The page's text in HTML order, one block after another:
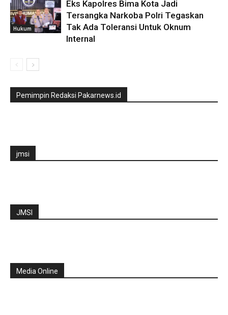
Hukum
Eks Kapolres Bima Kota Jadi
Tersangka Narkoba Polri Tegaskan
Tak Ada Toleransi Untuk Oknum
Internal
Pemimpin Redaksi Pakarnews.id
jmsi
JMSI
Media Online